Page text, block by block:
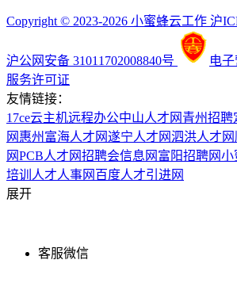
Copyright © 2023-2026 小蜜蜂云工作 沪
沪公网安备 31011702008840号 电
服务许可证
友情链接：
17ce云主机远程办公中山人才网 青州招聘
网 惠州富海人才网遂宁人才网泗洪人才网
网PCB人才网招聘会信息网 富阳招聘网小
培训 人才人事网 百度人才引进网
展开
客服微信